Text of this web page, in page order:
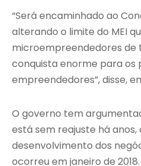
“Será encaminhado ao
alterando o limite do MEI
microempreendedores de
conquista enorme para os
empreendedores”, disse,
O governo tem
está sem reajuste há anos,
desenvolvimento dos
ocorreu em janeiro de 2018.